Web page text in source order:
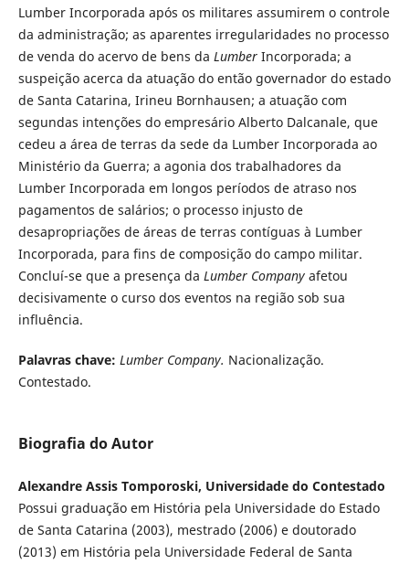
Lumber Incorporada após os militares assumirem o controle
da administração; as aparentes irregularidades no processo
de venda do acervo de bens da LumberIncorporada; a
suspeição acerca da atuação do então governador do estado
de Santa Catarina, Irineu Bornhausen; a atuação com
segundas intenções do empresário Alberto Dalcanale, que
cedeu a área de terras da sede da Lumber Incorporada ao
Ministério da Guerra; a agonia dos trabalhadores da
Lumber Incorporada em longos períodos de atraso nos
pagamentos de salários; o processo injusto de
desapropriações de áreas de terras contíguas à Lumber
Incorporada, para fins de composição do campo militar.
Concluí-se que a presença da Lumber Companyafetou
decisivamente o curso dos eventos na região sob sua
influência.
Palavras chave: Lumber Company. Nacionalização.
Contestado.
Biografia do Autor
Alexandre Assis Tomporoski, Universidade do Contestado
Possui graduação em História pela Universidade do Estado
de Santa Catarina (2003), mestrado (2006) e doutorado
(2013) em História pela Universidade Federal de Santa